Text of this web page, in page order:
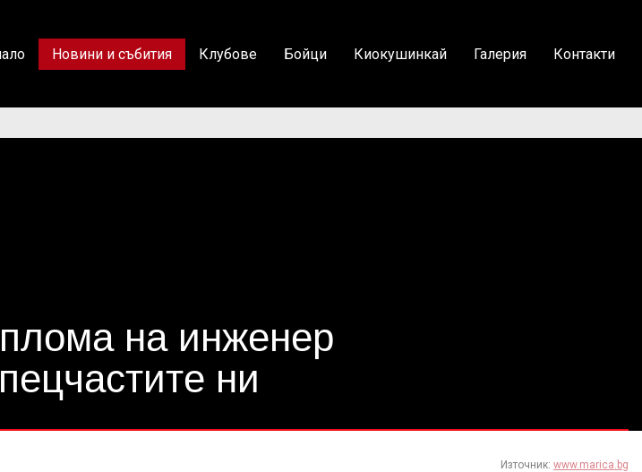
Новини и събития Клубове Бойци Киокушинкай Галерия Контакти
на инженер
ни
Източник: www.marica.bg